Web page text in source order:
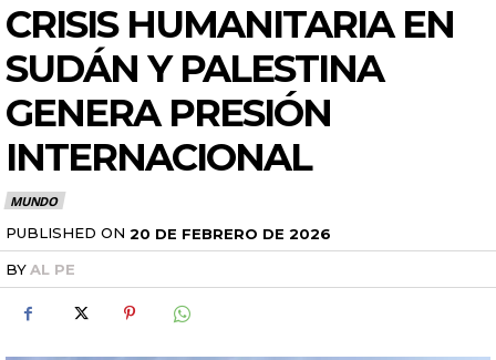
CRISIS HUMANITARIA EN
SUDÁN Y PALESTINA
GENERA PRESIÓN
INTERNACIONAL
MUNDO
PUBLISHED ON 20 DE FEBRERO DE 2026
BYAL PE